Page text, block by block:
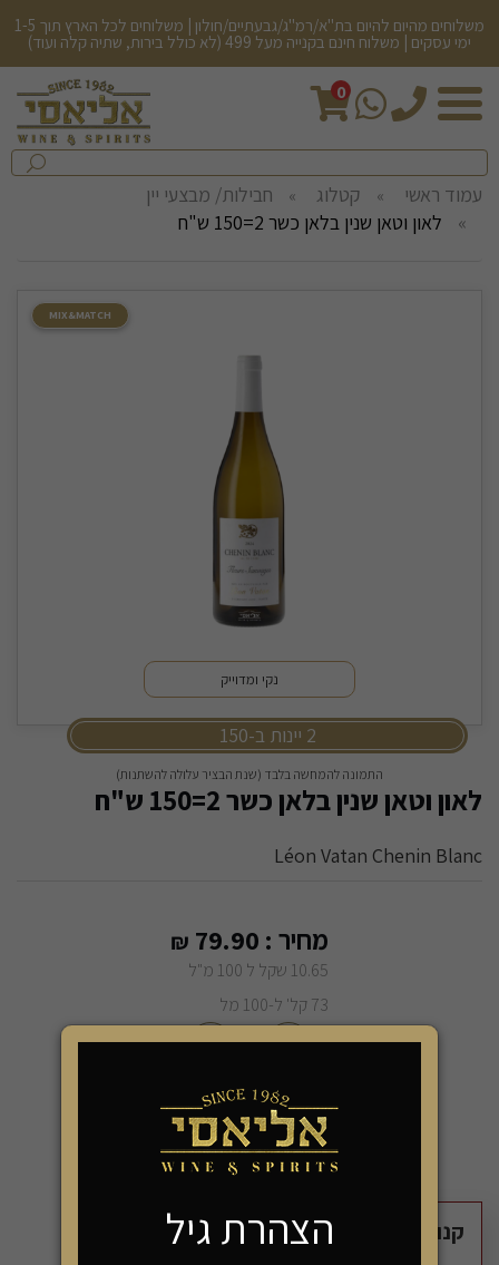
משלוחים מהיום להיום בת"א/רמ"ג/גבעתיים/חולון | משלוחים לכל הארץ תוך 1-5
ימי עסקים | משלוח חינם בקנייה מעל 499 (לא כולל בירות, שתיה קלה ועוד)
0
חיפש
בחנות...
עמוד ראשי קטלוג
חבילות/ מבצעי יין
לאון וטאן שנין בלאן כשר 2=150 ש"ח
MIX&MATCH
נקי ומדוייק
2 יינות ב-150
התמונה להמחשה בלבד (שנת הבציר עלולה להשתנות)
לאון וטאן שנין בלאן כשר 2=150 ש"ח
Léon Vatan Chenin Blanc
מחיר : 79.90
₪
10.65 שקל ל 100 מ"ל
73 קל' ל-100 מל
+
-
הוספה לסל
קנו 2 יחידות מהמוצר זה ושלמו רק 150₪ הצהרת גיל